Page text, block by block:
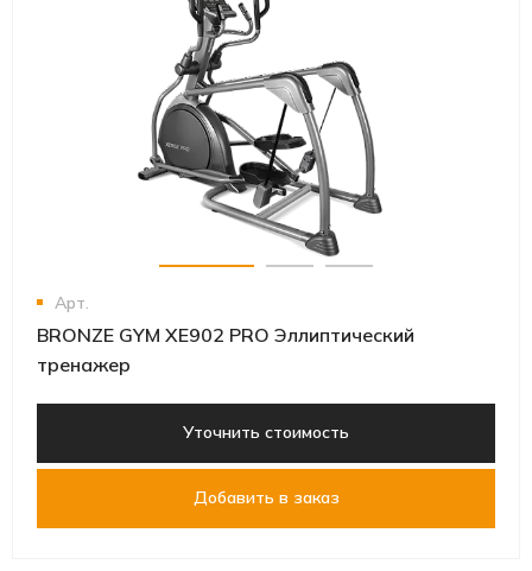
Арт.
BRONZE GYM XE902 PRO Эллиптический
тренажер
Уточнить стоимость
Добавить в заказ